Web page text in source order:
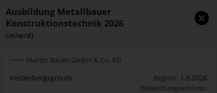
Ausbildung Metallbauer
Konstruktionstechnik 2026
(m/w/d)
Martin Bauer GmbH & Co. KG
Vestenbergsgreuth
Beginn: 1.9.2026
Bewerbungsschluss: